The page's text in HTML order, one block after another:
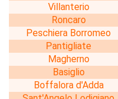
Villanterio
Roncaro
Peschiera Borromeo
Pantigliate
Magherno
Basiglio
Boffalora d'Adda